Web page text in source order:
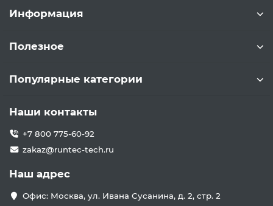
Информация
Полезное
Популярные категории
Наши контакты
+7 800 775-60-92
zakaz@runtec-tech.ru
Наш адрес
Офис: Москва, ул. Ивана Сусанина, д. 2, стр. 2